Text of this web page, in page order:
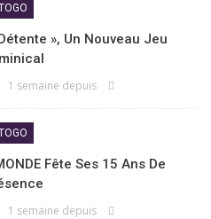
», Un Nouveau Jeu
1 semaine depuis
Fête Ses 15 Ans De
1 semaine depuis